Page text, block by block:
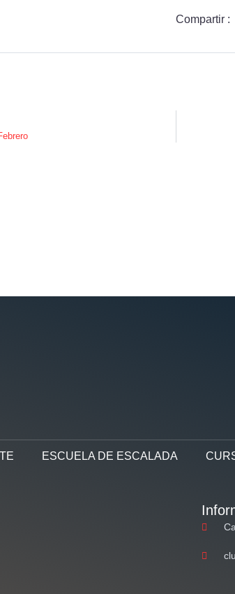
Compartir :
ESCUELA DE ESCALADA